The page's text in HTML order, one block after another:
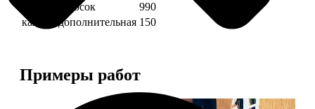
8 фото полосок
990
каждая дополнительная 150
Примеры работ